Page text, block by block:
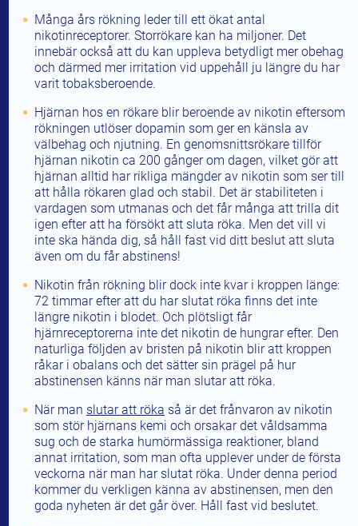
Många års rökning leder till ett ökat antal
nikotinreceptorer. Storrökare kan ha miljoner. Det
innebär också att du kan uppleva betydligt mer obehag
och därmed mer irritation vid uppehåll ju längre du har
varit tobaksberoende.
Hjärnan hos en rökare blir beroende av nikotin eftersom
rökningen utlöser dopamin som ger en känsla av
välbehag och njutning. En genomsnittsrökare tillför
hjärnan nikotin ca 200 gånger om dagen, vilket gör att
hjärnan alltid har rikliga mängder av nikotin som ser till
att hålla rökaren glad och stabil. Det är stabiliteten i
vardagen som utmanas och det får många att trilla dit
igen efter att ha försökt att sluta röka. Men det vill vi
inte ska hända dig, så håll fast vid ditt beslut att sluta
även om du får abstinens!
Nikotin från rökning blir dock inte kvar i kroppen länge:
72 timmar efter att du har slutat röka finns det inte
längre nikotin i blodet. Och plötsligt får
hjärnreceptorerna inte det nikotin de hungrar efter. Den
naturliga följden av bristen på nikotin blir att kroppen
råkar i obalans och det sätter sin prägel på hur
abstinensen känns när man slutar att röka.
När man slutar att röka så är det frånvaron av nikotin
som stör hjärnans kemi och orsakar det våldsamma
sug och de starka humörmässiga reaktioner, bland
annat irritation, som man ofta upplever under de första
veckorna när man har slutat röka. Under denna period
kommer du verkligen känna av abstinensen, men den
goda nyheten är det går över. Håll fast vid beslutet.